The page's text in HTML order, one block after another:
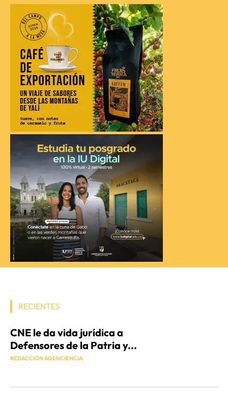
RECIENTES
CNE le da vida jurídica a
Defensores de la Patria y...
REDACCIÓN AGENCIENCIA